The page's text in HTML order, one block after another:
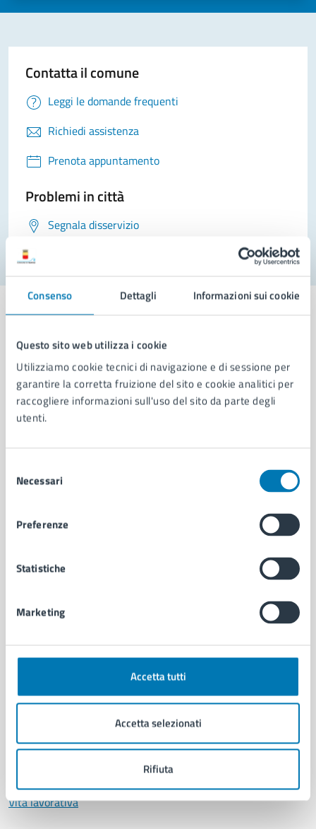
Consenso Dettagli Informazioni sui cookie
Questo sito web utilizza i cookie
Utilizziamo cookie tecnici di navigazione e di sessione per
garantire la corretta fruizione del sito e cookie analitici per
raccogliere informazioni sull'uso del sito da parte degli
utenti.
delNecessari
Preferenze
Statistiche
Marketing
Accetta tutti
Accetta selezionati
Rifiuta
Contatta il comune
Leggi le domande frequenti
Richiedi assistenza
Prenota appuntamento
Problemi in città
Segnala disservizio
Comune di Napoli
AMMINISTRAZIONE
Aree amministrative
Uffici
Personale amministrativo
Intranet, posta aziendale e protocollo
CATEGORIE DI SERVIZIO
Documenti e certificati
Educazione e formazione
Imprese e commercio
Salute, benessere e assistenza
Servizi Cimiteriali
Vita lavorativa